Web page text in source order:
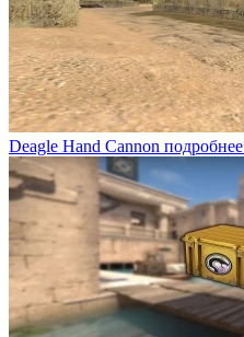
Deagle Hand Cannon подробнее